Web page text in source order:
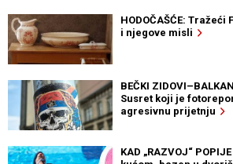
HODOČAŠĆE:
i njegove misli
BEČKI
Susret koji je
agresivnu prijetnju
KAD „RAZVOJ“